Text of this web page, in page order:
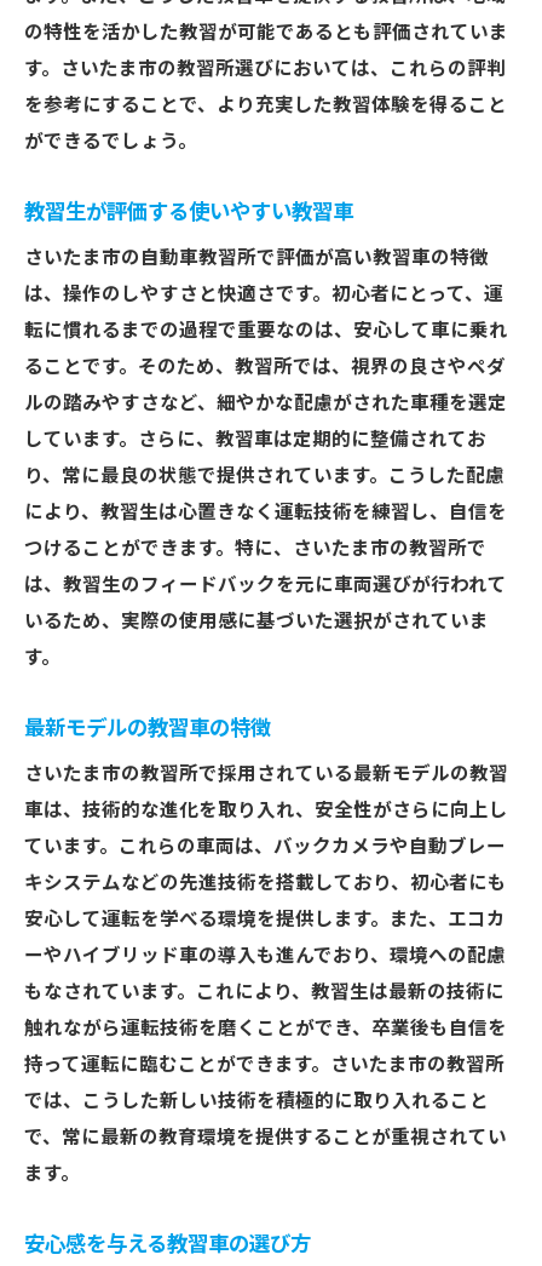
の特性を活かした教習が可能であるとも評価されていま
す。さいたま市の教習所選びにおいては、これらの評判
を参考にすることで、より充実した教習体験を得ること
ができるでしょう。
教習生が評価する使いやすい教習車
さいたま市の自動車教習所で評価が高い教習車の特徴
は、操作のしやすさと快適さです。初心者にとって、運
転に慣れるまでの過程で重要なのは、安心して車に乗れ
ることです。そのため、教習所では、視界の良さやペダ
ルの踏みやすさなど、細やかな配慮がされた車種を選定
しています。さらに、教習車は定期的に整備されてお
り、常に最良の状態で提供されています。こうした配慮
により、教習生は心置きなく運転技術を練習し、自信を
つけることができます。特に、さいたま市の教習所で
は、教習生のフィードバックを元に車両選びが行われて
いるため、実際の使用感に基づいた選択がされていま
す。
最新モデルの教習車の特徴
さいたま市の教習所で採用されている最新モデルの教習
車は、技術的な進化を取り入れ、安全性がさらに向上し
ています。これらの車両は、バックカメラや自動ブレー
キシステムなどの先進技術を搭載しており、初心者にも
安心して運転を学べる環境を提供します。また、エコカ
ーやハイブリッド車の導入も進んでおり、環境への配慮
もなされています。これにより、教習生は最新の技術に
触れながら運転技術を磨くことができ、卒業後も自信を
持って運転に臨むことができます。さいたま市の教習所
では、こうした新しい技術を積極的に取り入れること
で、常に最新の教育環境を提供することが重視されてい
ます。
安心感を与える教習車の選び方